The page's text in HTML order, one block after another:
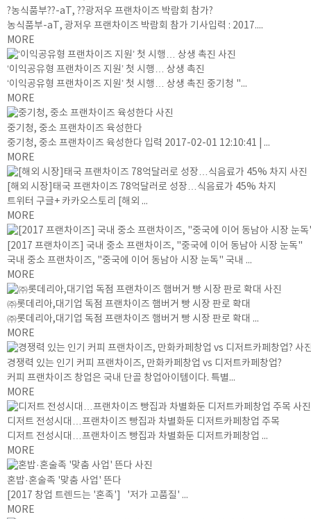
?농식품부??-aT, ??광저우 프랜차이즈 박람회 참가?
농식품부-aT, 광저우 프랜차이즈 박람회 참가 기사입력 : 2017....
MORE
‘이익공유형 프랜차이즈 지원’ 첫 시행… 상생 촉진
‘이익공유형 프랜차이즈 지원’ 첫 시행… 상생 촉진 중기청 "...
MORE
중기청, 중소 프랜차이즈 육성한다
중기청, 중소 프랜차이즈 육성한다 입력 2017-02-01 12:10:41 | ...
MORE
[해외 시장]태국 프랜차이즈 78억달러로 성장…식음료가 45% 차지
트위터 구글+ 카카오스토리 [해외 ...
MORE
[2017 프랜차이즈] 국내 중소 프랜차이즈, "중국에 이어 동남아 시장 눈독"
국내 중소 프랜차이즈, "중국에 이어 동남아 시장 눈독" 국내 ...
MORE
㈜롯데리아,대기업 독점 프랜차이즈 햄버거 빵 시장 판로 확대
㈜롯데리아,대기업 독점 프랜차이즈 햄버거 빵 시장 판로 확대 ...
MORE
경쟁력 있는 인기 커피 프랜차이즈, 만화카페창업 vs 디저트카페창업?
커피 프랜차이즈 창업은 국내 단골 창업아이템이다. 특별...
MORE
디저트 전성시대…프랜차이즈 빵집과 차별화둔 디저트카페창업 주목
디저트 전성시대…프랜차이즈 빵집과 차별화둔 디저트카페창업 ...
MORE
혼밥·혼술족 '맞춤 사업' 뜬다
[2017 창업 트렌드는 '혼족'] '저가 고품질' ...
MORE